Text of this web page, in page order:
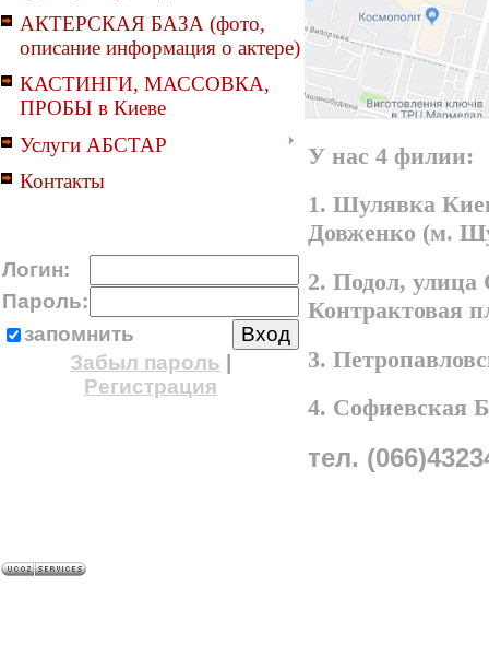
АКТЕРСКАЯ БАЗА (фото,
описание информация о актере)
КАСТИНГИ, МАССОВКА,
ПРОБЫ в Киеве
Услуги АБСТАР
Контакты
Логин:
Пароль:
запомнить
Забыл пароль
Регистрация
У нас 4 филии:
1. Шулявка
Довженко (м.
2. Подол,
Контрактовая
3.
4. Софиевская
тел.